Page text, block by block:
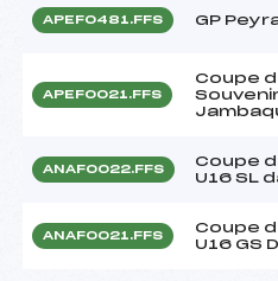
APEF0481.FFS GP
APEF0021.FFS
Coupe
ANAF0022.FFS
Coupe
U16 SL
ANAF0021.FFS
Coupe
U16 GS